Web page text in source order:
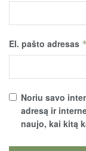
El. pašto adresas *
Noriu savo
adresą ir
naujo, kai kitą